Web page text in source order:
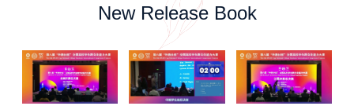
New Release Book